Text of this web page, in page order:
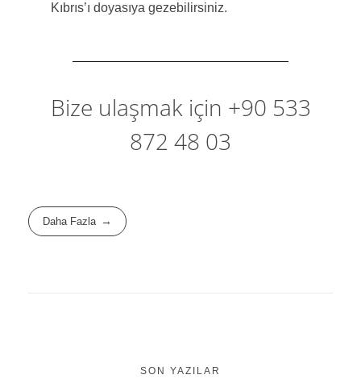
Kıbrıs’ı doyasıya gezebilirsiniz.
Bize ulaşmak için +90 533
872 48 03
Daha Fazla
SON YAZILAR